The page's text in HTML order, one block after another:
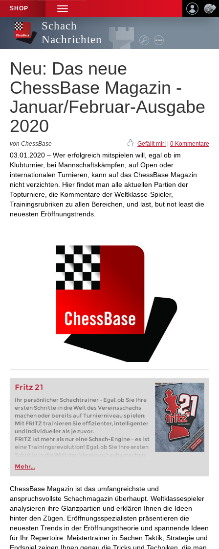
SHOP
TOGGLE
NAVIGATION
Schach
Nachrichten
Neu: Das neue
ChessBase Magazin -
Januar/Februar-Ausgabe
2020
von ChessBase Gefällt mir! 0 Kommentare
03.01.2020 – Wer erfolgreich mitspielen will, egal ob im
Klubturnier, bei Mannschaftskämpfen, auf Open oder
internationalen Turnieren, kann auf das ChessBase Magazin
nicht verzichten. Hier findet man alle aktuellen Partien der
Topturniere, die Kommentare der Weltklasse-Spieler,
Trainingsrubriken zu allen Bereichen, und last, but not least die
neuesten Eröffnungstrends.
Fritz 21
Ihr persönlicher Schachtrainer - Egal, ob Sie Ihre
ersten Schritte in die Welt des Vereinsschachs
machen oder bereits auf Turnierniveau spielen:
Mit FRITZ trainieren Sie effizienter, intelligenter
und individueller als je zuvor.
FRITZ ist mehr als nur eine Schach-Engine – es ist
eine Trainingsrevolution! Egal, ob Sie Ihre ersten
Schritte in die Welt des Vereinsschachs machen
oder bereits auf Turnierniveau spielen: Mit
FRITZ trainieren Sie effizienter, intelligenter und
individueller als je zuvor.
Mehr...
ChessBase Magazin ist das umfangreichste und
anspruchsvollste Schachmagazin überhaupt. Weltklassespieler
analysieren ihre Glanzpartien und erklären Ihnen die Ideen
hinter den Zügen. Eröffnungsspezialisten präsentieren die
neuesten Trends in der Eröffnungstheorie und spannende Ideen
für Ihr Repertoire. Meistertrainer in Sachen Taktik, Strategie und